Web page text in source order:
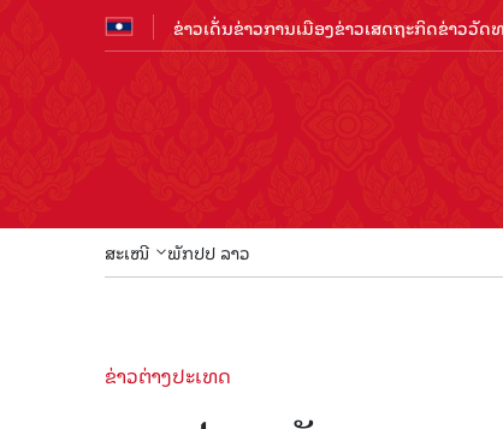
ຂ່າວເດັ່ນຂ່າວການເມືອງຂ່າວເສດຖະກິດຂ່າວວັດ
ສະເໜີ ພັກປປ ລາວ
ຂ່າວຕ່າງປະເທດ